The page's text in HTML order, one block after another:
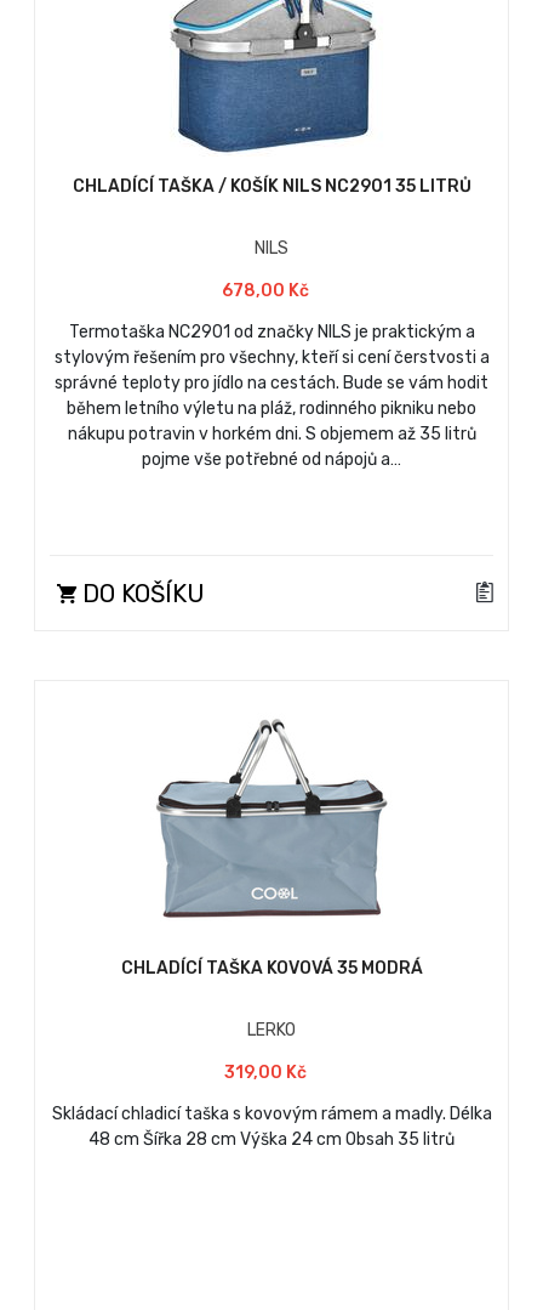
CHLADÍCÍ TAŠKA / KOŠÍK NILS NC2901 35 LITRŮ
NILS
678,00 Kč
Termotaška NC2901 od značky NILS je praktickým a
stylovým řešením pro všechny, kteří si cení čerstvosti a
správné teploty pro jídlo na cestách. Bude se vám hodit
během letního výletu na pláž, rodinného pikniku nebo
nákupu potravin v horkém dni. S objemem až 35 litrů
pojme vše potřebné od nápojů a…
DO KOŠÍKU
CHLADÍCÍ TAŠKA KOVOVÁ 35 MODRÁ
LERKO
319,00 Kč
Skládací chladicí taška s kovovým rámem a madly. Délka
48 cm Šířka 28 cm Výška 24 cm Obsah 35 litrů